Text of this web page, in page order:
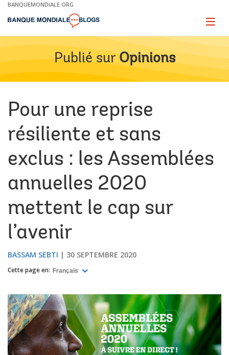
Skip
Main
BANQUEMONDIALE.ORG
Page
Publié sur Opinions
Pour une reprise
résiliente et sans
exclus : les Assemblées
annuelles 2020
mettent le cap sur
l’avenir
BASSAM SEBTI 30 SEPTEMBRE 2020
Cette page en: Français